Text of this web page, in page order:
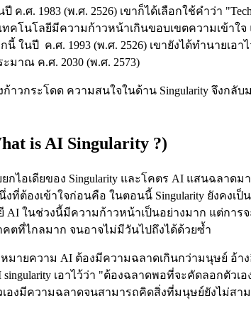
.ศ. 1983 (พ.ศ. 2526) เขาก็ได้เลือกใช้คำว่า
ทคโนโลยีมีความก้าวหน้าเกินขอบเขตความเข้าใจ
ในปี ค.ศ. 1993 (พ.ศ. 2526) เขายังได้ทำนายเอา
ะมาณ ค.ศ. 2030 (พ.ศ. 2573)
าวกระโดด ความสนใจในด้าน Singularity จึงกลับ
is AI Singularity ?)
กไอเดียของ Singularity และโคตร AI แสนฉลาดม
ที่ต้องเข้าใจก่อนคือ ในตอนนี้ Singularity ยังคงเป็
AI ในช่วงนี้มีความก้าวหน้าเป็นอย่างมาก แต่การจ
คตที่ไกลมาก จนอาจไม่มีวันไปถึงได้ด้วยซ้ำ
หมายความ AI ต้องมีความฉลาดเกินกว่ามนุษย์ อ้า
เอาไว้ว่า "ต้องฉลาดพอที่จะคัดลอกตัวเอ
เองมีความฉลาดจนสามารถคิดสิ่งที่มนุษย์ยังไม่สา